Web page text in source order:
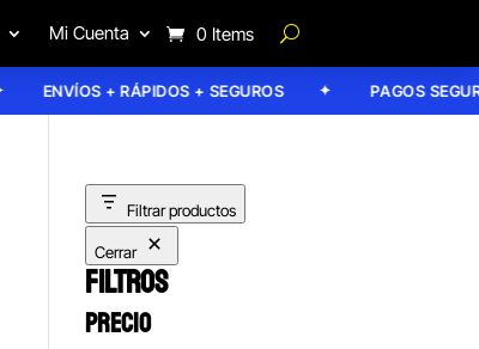
Mi Cuenta 0 Items
ENVÍOS + RÁPIDOS + SEGUROS PAGOS SEGUROS
Filtrar productos
Cerrar
FILTROS
PRECIO